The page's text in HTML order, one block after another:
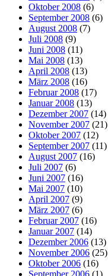
Oktober 2008 (6)
September 2008 (6)
August 2008 (7)
Juli 2008 (9)
Juni 2008 (11)
Mai 2008 (13)
April 2008 (13)
März 2008 (16)
Februar 2008 (17)
Januar 2008 (13)
Dezember 2007 (14)
November 2007 (21)
Oktober 2007 (12)
September 2007 (11)
August 2007 (16)
Juli 2007 (6)
Juni 2007 (16)
Mai 2007 (10)
April 2007 (9)
März 2007 (6)
Februar 2007 (16)
Januar 2007 (14)
Dezember 2006 (13)
November 2006 (25)
Oktober 2006 (16)
September 2006 (1)